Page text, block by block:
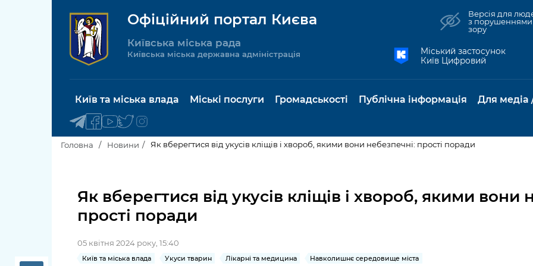
Офіційний портал Києва
Київська міська рада
Київська міська державна адміністрація
Версія для
з порушеннями
зору
Міський застосунок
Київ Цифровий
Київ та міська влада
Київська міська рада
Керівництво КМДА
Контактна інформація
Міські послуги
послуги
Паспорт, свідоцтва та
земельні ділянки
Бізнес та ліцензування
Громадськості
об'єднань
громадськістю
Публічна інформація
публічної
інформації
інформації
база
Для медіа
Головна Новини Як вберегтися від укусів кліщів і хвороб, якими вони небезпечні: прості поради
Як вберегтися від укусів кліщів і хвороб, якими вони
прості поради
05 квітня 2024 року, 15:40
Київ та міська влада Укуси тварин Лікарні та медицина Навколишнє середовище міста